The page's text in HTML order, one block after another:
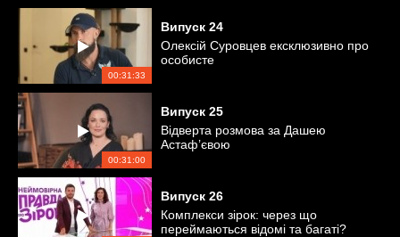
00:31:33
Випуск 24
Олексій Суровцев ексклюзивно про
особисте
00:31:00
Випуск 25
Відверта розмова за Дашею
Астаф’євою
Випуск 26
Комплекси зірок: через що
переймаються відомі та багаті?